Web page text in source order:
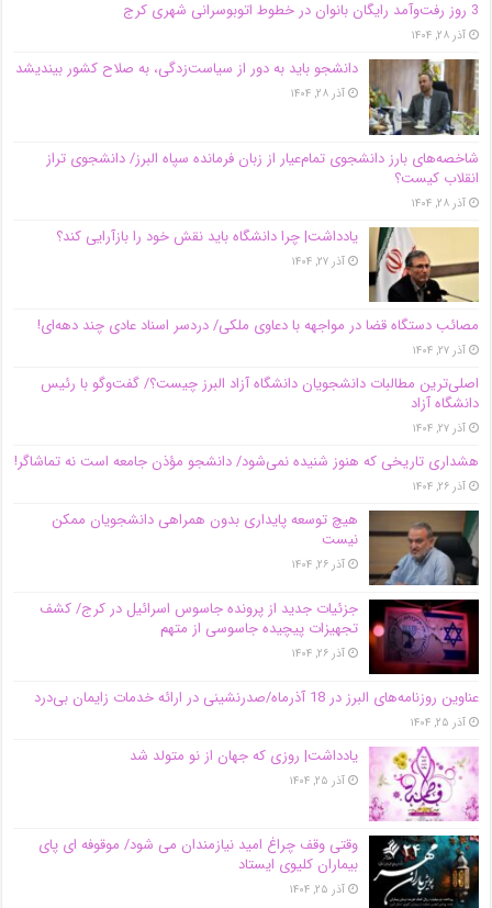
3 روز رفت‌وآمد رایگان بانوان در خطوط اتوبوسرانی شهری کرج
آذر ۲۸, ۱۴۰۴
دانشجو باید به دور از سیاست‌زدگی، به صلاح کشور بیندیشد
آذر ۲۸, ۱۴۰۴
شاخصه‌های بارز دانشجوی تمام‌عیار از زبان فرمانده سپاه البرز/ دانشجوی تراز
انقلاب کیست؟
آذر ۲۸, ۱۴۰۴
یادداشت| چرا دانشگاه باید نقش خود را بازآرایی کند؟
آذر ۲۷, ۱۴۰۴
مصائب دستگاه قضا در مواجهه با دعاوی ملکی/ دردسر اسناد عادی چند‌ دهه‌ای!
آذر ۲۷, ۱۴۰۴
اصلی‌ترین مطالبات دانشجویان دانشگاه آزاد البرز چیست؟/ گفت‌وگو با رئیس
دانشگاه آز‌اد
آذر ۲۷, ۱۴۰۴
هشداری تاریخی که هنوز شنیده نمی‌شود/ دانشجو مؤذن جامعه است نه تماشاگر!
آذر ۲۶, ۱۴۰۴
هیچ توسعه پایداری بدون همراهی دانشجویان ممکن
نیست
آذر ۲۶, ۱۴۰۴
جزئیات جدید از پرونده جاسوس اسرائیل در کرج/‌ کشف
تجهیزات پیچیده جاسوسی از متهم
آذر ۲۶, ۱۴۰۴
عناوین روزنامه‌های البرز در ‌18 آذرماه/صدرنشینی در ارائه خدمات زایمان بی‌درد
آذر ۲۵, ۱۴۰۴
یادداشت| روزی که جهان از نو متولد شد
آذر ۲۵, ۱۴۰۴
وقتی وقف چراغ امید نیازمندان می شود/ موقوفه ای پای
بیماران کلیوی ایستاد
آذر ۲۵, ۱۴۰۴